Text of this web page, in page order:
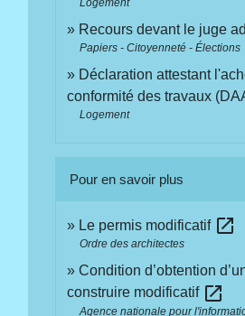
Logement
Recours devant le juge
Papiers - Citoyenneté - Élections
Déclaration attestant
conformité des travaux
Logement
Pour en savoir plus
Le permis modificatif open_in_new
Ordre des architectes
Condition d’obtention
construire modificatif open_in_new
Agence nationale pour